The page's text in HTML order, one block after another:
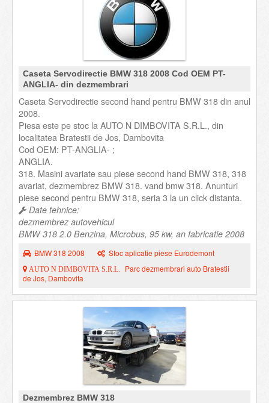
Caseta Servodirectie BMW 318 2008 Cod OEM PT-
ANGLIA- din dezmembrari
Caseta Servodirectie second hand pentru BMW 318 din anul
2008.
Piesa este pe stoc la AUTO N DIMBOVITA S.R.L., din
localitatea Bratestii de Jos, Dambovita
Cod OEM: PT-ANGLIA- ;
ANGLIA.
318. Masini avariate sau piese second hand BMW 318, 318
avariat, dezmembrez BMW 318. vand bmw 318. Anunturi
piese second pentru BMW 318, seria 3 la un click distanta.
Date tehnice:
dezmembrez autovehicul
BMW 318 2.0 Benzina, Microbus, 95 kw, an fabricatie 2008
BMW 318 2008 Stoc aplicatie piese Eurodemont
AUTO N DIMBOVITA S.R.L.
Parc dezmembrari auto Bratestii
de Jos, Dambovita
Dezmembrez BMW 318